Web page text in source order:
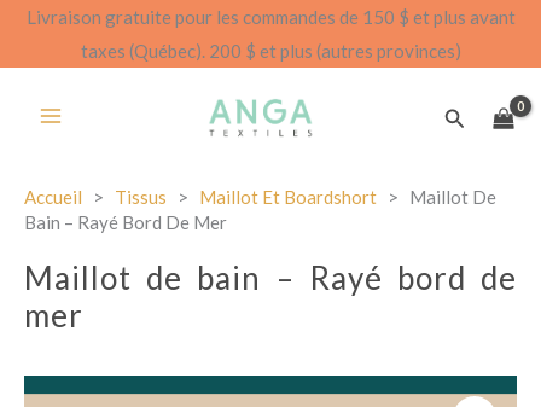
AllerLivraison gratuite pour les commandes de 150 $ et plus avant
taxes (Québec). 200 $ et plus (autres provinces)
Accueil > Tissus > Maillot Et Boardshort > Maillot De
Bain – Rayé Bord De Mer
Maillot de bain – Rayé bord de
mer